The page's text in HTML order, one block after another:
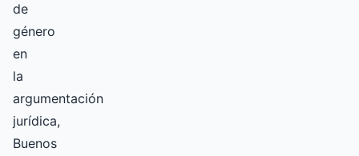
de
género
en
la
argumentación
jurídica,
Buenos